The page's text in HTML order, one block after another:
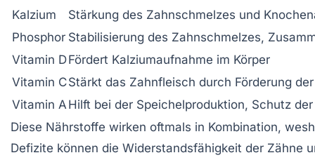
Kalzium
Stärkung des Zahnschmelzes und
Phosphor Stabilisierung des Zahnschmelzes,
Vitamin DFördert Kalziumaufnahme im Körper
Vitamin CStärkt das Zahnfleisch durch Förderung
Vitamin A Hilft bei der Speichelproduktion, Schutz
Diese Nährstoffe wirken oftmals in Kombination,
Defizite können die Widerstandsfähigkeit der Zähne